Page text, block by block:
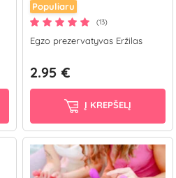
Populiaru
(13)
Egzo prezervatyvas Eržilas
2.95 €
Į KREPŠELĮ